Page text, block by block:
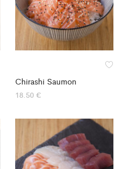
Chirashi Saumon
18.50 €